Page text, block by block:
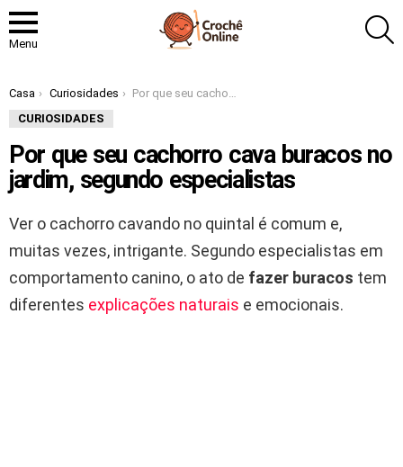
Menu
Você está aqui:
Casa Curiosidades
Por que seu cachorro cava buracos no jardim, segundo especialistas
CURIOSIDADES
Por que seu cachorro cava buracos no
jardim, segundo especialistas
Ver o cachorro cavando no quintal é comum e,
muitas vezes, intrigante. Segundo especialistas em
comportamento canino, o ato de fazer buracos tem
diferentes explicações naturais e emocionais.